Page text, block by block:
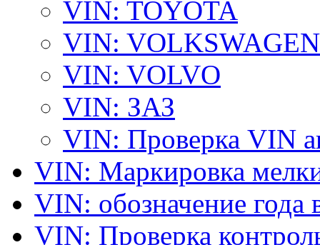
VIN: TOYOTA
VIN: VOLKSWAGEN
VIN: VOLVO
VIN: ЗАЗ
VIN: Проверка VIN
VIN: Маркировка
VIN: обозначение года
VIN: Проверка